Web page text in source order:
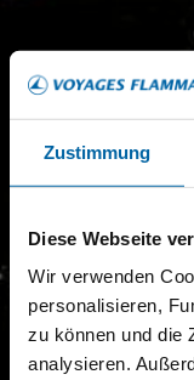
Zustimmung
Diese Webseite
Wir verwenden
personalisieren,
zu können und die
analysieren.